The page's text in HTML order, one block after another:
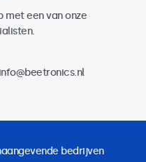
een van onze
info@beetronics.nl
bedrijven